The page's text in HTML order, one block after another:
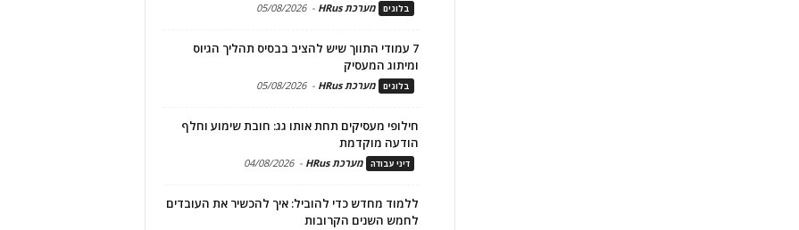
בלוגים מערכת HRus -
05/08/2026
7 עמודי התווך שיש להציב בבסיס תהליך הגיוס
ומיתוג המעסיק
בלוגים מערכת HRus -
05/08/2026
חילופי מעסיקים תחת אותו גג: חובת שימוע וחלף
הודעה מוקדמת
דיני עבודה מערכת HRus -
04/08/2026
ללמוד מחדש כדי להוביל: איך להכשיר את העובדים
לחמש השנים הקרובות